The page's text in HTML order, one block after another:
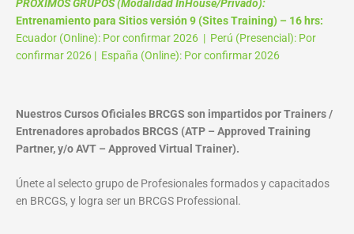
PROXIMOS GRUPOS (Modalidad InHouse/Privado):
Entrenamiento para Sitios versión 9 (Sites Training) – 16 hrs:
Ecuador (Online): Por confirmar 2026 | Perú (Presencial): Por
confirmar 2026 | España (Online): Por confirmar 2026
Nuestros Cursos Oficiales BRCGS son impartidos por Trainers /
Entrenadores aprobados BRCGS (ATP – Approved Training
Partner, y/o AVT – Approved Virtual Trainer).
Únete al selecto grupo de Profesionales formados y capacitados
en BRCGS, y logra ser un BRCGS Professional.